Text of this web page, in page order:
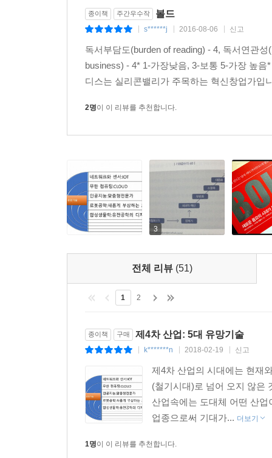
그리고 아주 좋은 각본이 여기에 준비되어 있다.
《볼드》는 세상을 바꿀 수 있다고 믿는 이들에
방법에 관해 더없이 귀중한 조언들을 제시한다.
_ 에릭 슈미트, 구글 회장
21세기에 경영서를 단 한 권만 읽는다면, 이 책을
보여준다.
_ 레이 커즈와일, 구글 엔지니어링 이사, 《특이점
디아만디스의 이 책을 읽지 않으면 혀에 가시가 돋
_ 박영숙, 유엔미래포럼 대표, 《유엔미래보고서
_ 짐 모펫, 딜로이트 컨설팅 CEO
‘대담한 생각’을 가지고 세상에 영향을 끼치고
방법론까지 알려준다.
_ 마이클 델, 델 컴퓨터 CEO
종이책 주간우수작 볼드
s******j 2016-08-06 신고
독서부담도(burden of reading) - 4, 독서연관
business) - 4* 1-가장낮음, 3-보통 5-가장 높
디스는 실리콘밸리가 주목하는 혁신창업가입
2명이 이 리뷰를 추천합니다.
3
전체 리뷰 (51)
1 2
종이책 구매 제4차 산업: 5대 유망기술
k*******n 2018-02-19 신고
제4차 산업의 시대에는 현재
(철기시대)로 넘어 오지 않은
산업속에는 도대체 어떤 산
업종으로써 기대가... 더보기
1명이 이 리뷰를 추천합니다.